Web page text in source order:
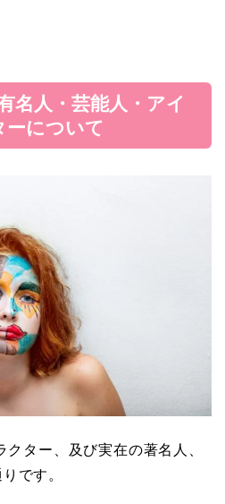
名人・芸能人・アイ
ーについて
ター、及び実在の著名人、
です。